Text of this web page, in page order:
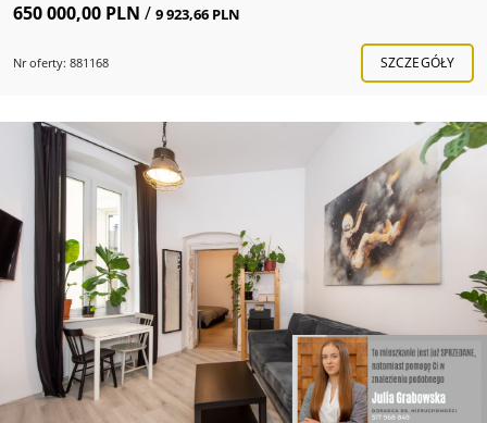
650 000,00 PLN / 9 923,66 PLN
Nr oferty: 881168 SZCZEGÓŁY